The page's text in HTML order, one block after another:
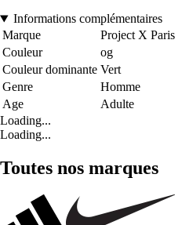
Informations complémentaires
Marque
Project X Paris
Couleur
og
Couleur dominante Vert
Genre
Homme
Age
Adulte
Loading...
Loading...
Toutes nos marques